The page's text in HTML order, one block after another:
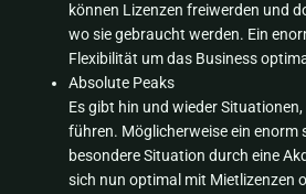
können Lizenzen freiwerden und
wo sie gebraucht werden. Ein
Flexibilität um das Business
Absolute Peaks
Es gibt hin und wieder
führen. Möglicherweise ein enorm
besondere Situation durch eine
sich nun optimal mit Mietlizenzen